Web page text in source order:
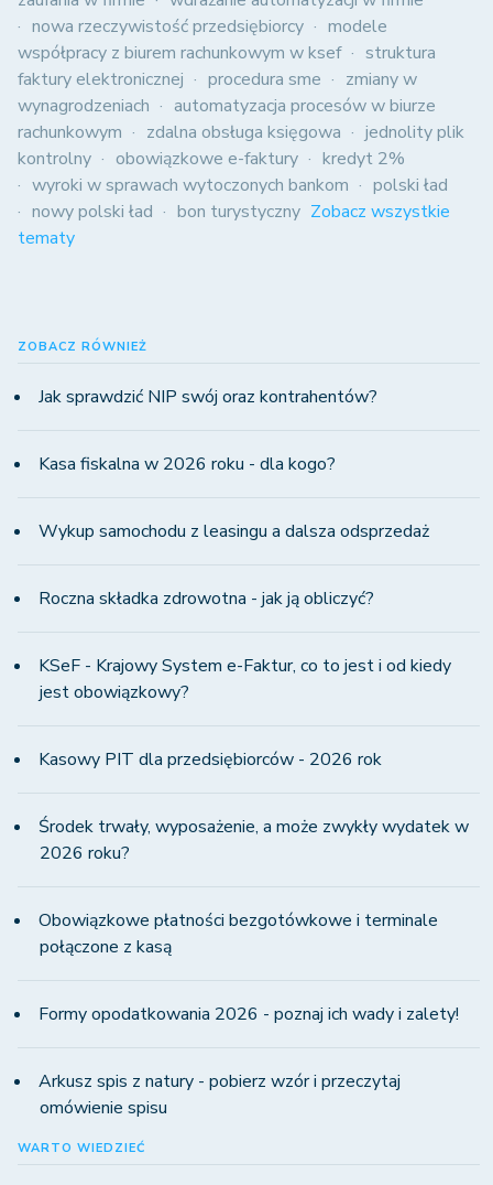
nowa rzeczywistość przedsiębiorcy
modele
współpracy z biurem rachunkowym w ksef
struktura
faktury elektronicznej
procedura sme
zmiany w
wynagrodzeniach
automatyzacja procesów w biurze
rachunkowym
zdalna obsługa księgowa
jednolity plik
kontrolny
obowiązkowe e-faktury
kredyt 2%
wyroki w sprawach wytoczonych bankom
polski ład
nowy polski ład
bon turystyczny Zobacz wszystkie
tematy
ZOBACZ RÓWNIEŻ
Jak sprawdzić NIP swój oraz kontrahentów?
Kasa fiskalna w 2026 roku - dla kogo?
Wykup samochodu z leasingu a dalsza odsprzedaż
Roczna składka zdrowotna - jak ją obliczyć?
KSeF - Krajowy System e-Faktur, co to jest i od kiedy
jest obowiązkowy?
Kasowy PIT dla przedsiębiorców - 2026 rok
Środek trwały, wyposażenie, a może zwykły wydatek w
2026 roku?
Obowiązkowe płatności bezgotówkowe i terminale
połączone z kasą
Formy opodatkowania 2026 - poznaj ich wady i zalety!
Arkusz spis z natury - pobierz wzór i przeczytaj
omówienie spisu
WARTO WIEDZIEĆ